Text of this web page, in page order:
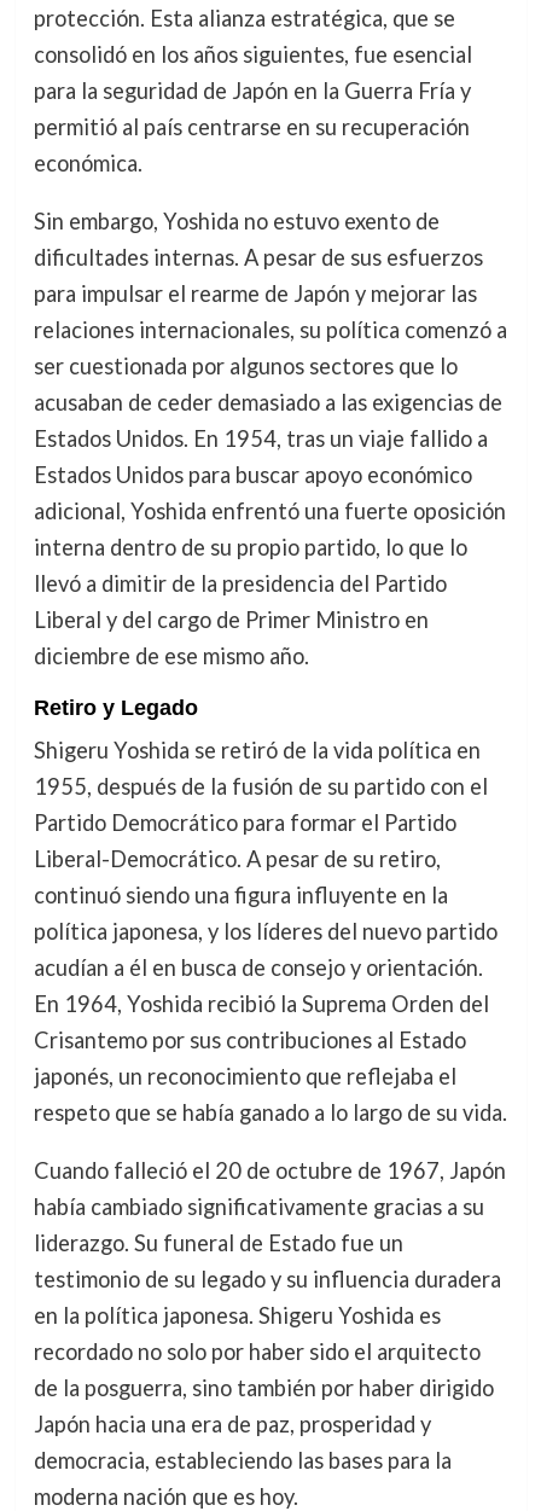
protección. Esta alianza estratégica, que se
consolidó en los años siguientes, fue esencial
para la seguridad de Japón en la Guerra Fría y
permitió al país centrarse en su recuperación
económica.
Sin embargo, Yoshida no estuvo exento de
dificultades internas. A pesar de sus esfuerzos
para impulsar el rearme de Japón y mejorar las
relaciones internacionales, su política comenzó a
ser cuestionada por algunos sectores que lo
acusaban de ceder demasiado a las exigencias de
Estados Unidos. En 1954, tras un viaje fallido a
Estados Unidos para buscar apoyo económico
adicional, Yoshida enfrentó una fuerte oposición
interna dentro de su propio partido, lo que lo
llevó a dimitir de la presidencia del Partido
Liberal y del cargo de Primer Ministro en
diciembre de ese mismo año.
Retiro y Legado
Shigeru Yoshida se retiró de la vida política en
1955, después de la fusión de su partido con el
Partido Democrático para formar el Partido
Liberal-Democrático. A pesar de su retiro,
continuó siendo una figura influyente en la
política japonesa, y los líderes del nuevo partido
acudían a él en busca de consejo y orientación.
En 1964, Yoshida recibió la Suprema Orden del
Crisantemo por sus contribuciones al Estado
japonés, un reconocimiento que reflejaba el
respeto que se había ganado a lo largo de su vida.
Cuando falleció el 20 de octubre de 1967, Japón
había cambiado significativamente gracias a su
liderazgo. Su funeral de Estado fue un
testimonio de su legado y su influencia duradera
en la política japonesa. Shigeru Yoshida es
recordado no solo por haber sido el arquitecto
de la posguerra, sino también por haber dirigido
Japón hacia una era de paz, prosperidad y
democracia, estableciendo las bases para la
moderna nación que es hoy.